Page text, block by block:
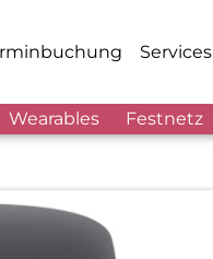
Services
Wearables Festnetz